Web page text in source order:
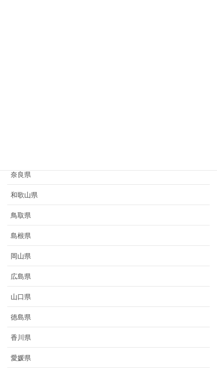
奈良県
和歌山県
鳥取県
島根県
岡山県
広島県
山口県
徳島県
香川県
愛媛県